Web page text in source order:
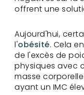
offrent une
Aujourd'hui,
l'obésité. Cela
de l'excès de
physiques avec
masse
ayant un IMC